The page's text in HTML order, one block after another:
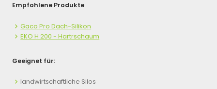
Empfohlene Produkte
Gaco Pro Dach-Silikon
EKO H 200 - Hartrschaum
Geeignet für:
landwirtschaftliche Silos